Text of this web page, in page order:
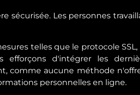
sécurisée. Les personnes
telles que le protocole SSL,
d'intégrer les
comme aucune méthode
personnelles en ligne.